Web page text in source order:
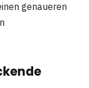
genaueren